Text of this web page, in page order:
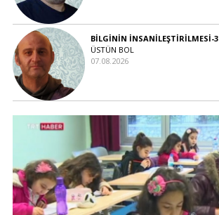
BİLGİNİN İNSANİLEŞTİRİLMESİ-3
ÜSTÜN BOL
07.08.2026